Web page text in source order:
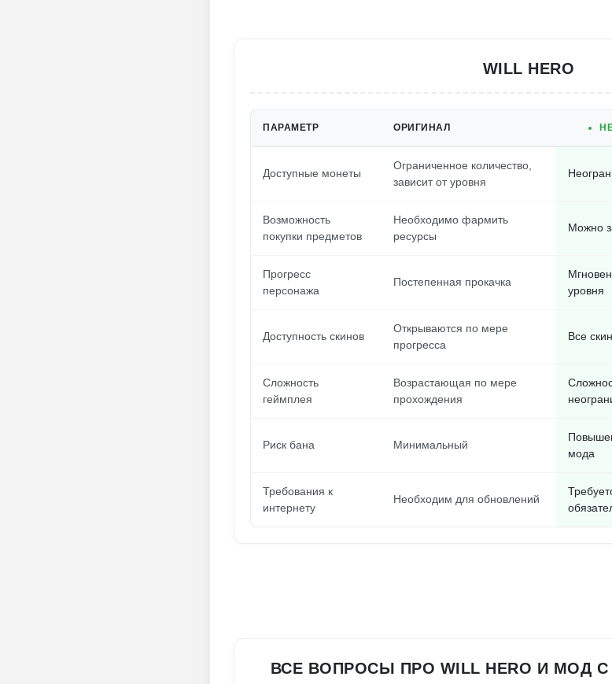
WILL HERO
ПАРАМЕТР ОРИГИНАЛ
Доступные монеты
Ограниченное количество,
зависит от уровня
Возможность
покупки предметов
Необходимо фармить
ресурсы
Можно
Прогресс
персонажа
Постепенная прокачка
уровня
Доступность скинов
Открываются по мере
прогресса
Все
Сложность
геймплея
Возрастающая по мере
прохождения
Риск бана Минимальный
мода
Требования к
интернету
Необходим для обновлений
ВСЕ ВОПРОСЫ ПРО WILL HERO И МОД